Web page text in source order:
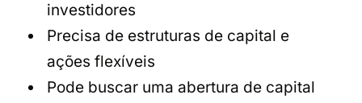
investidores
Precisa de estruturas de capital e
ações flexíveis
Pode buscar uma abertura de capital